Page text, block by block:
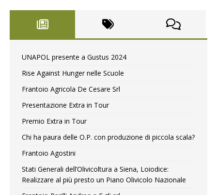
UNAPOL presente a Gustus 2024
Rise Against Hunger nelle Scuole
Frantoio Agricola De Cesare Srl
Presentazione Extra in Tour
Premio Extra in Tour
Chi ha paura delle O.P. con produzione di piccola scala?
Frantoio Agostini
Stati Generali dell’Olivicoltura a Siena, Loiodice:
Realizzare al più presto un Piano Olivicolo Nazionale